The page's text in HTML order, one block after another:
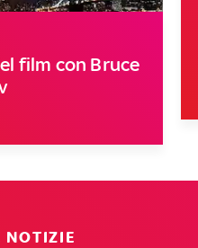
film con Bruce
NOTIZIE